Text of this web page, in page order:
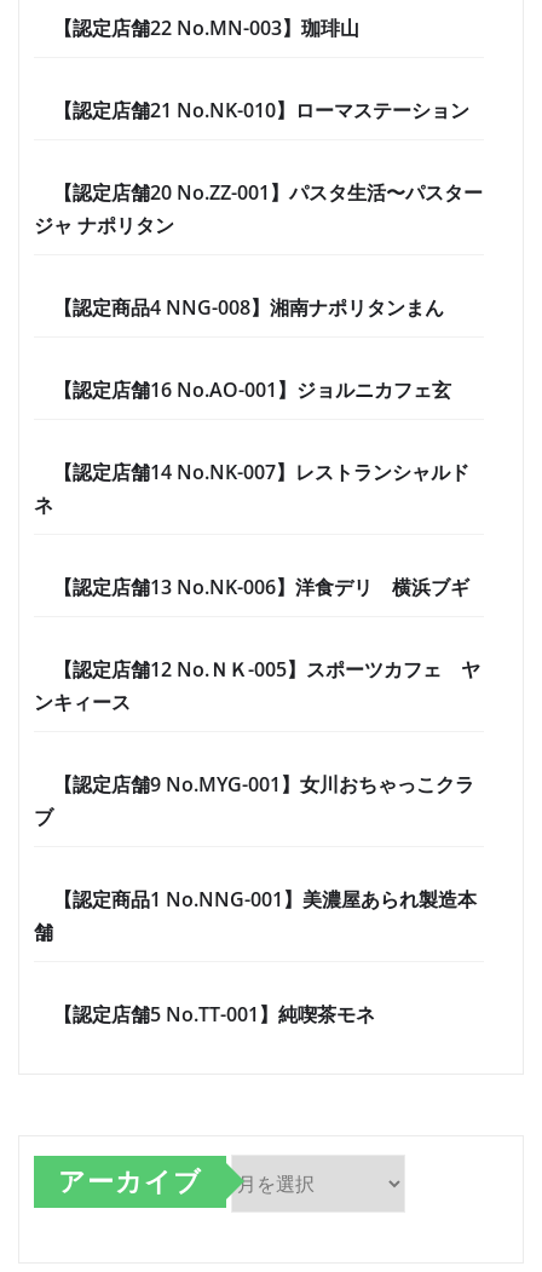
【認定店舗22 No.MN-003】珈琲山
【認定店舗21 No.NK-010】ローマステーション
【認定店舗20 No.ZZ-001】パスタ生活〜パスター
ジャ ナポリタン
【認定商品4 NNG-008】湘南ナポリタンまん
【認定店舗16 No.AO-001】ジョルニカフェ玄
【認定店舗14 No.NK-007】レストランシャルド
ネ
【認定店舗13 No.NK-006】洋食デリ 横浜ブギ
【認定店舗12 No.ＮＫ-005】スポーツカフェ ヤ
ンキィース
【認定店舗9 No.MYG-001】女川おちゃっこクラ
ブ
【認定商品1 No.NNG-001】美濃屋あられ製造本
舗
【認定店舗5 No.TT-001】純喫茶モネ
アーカイブ